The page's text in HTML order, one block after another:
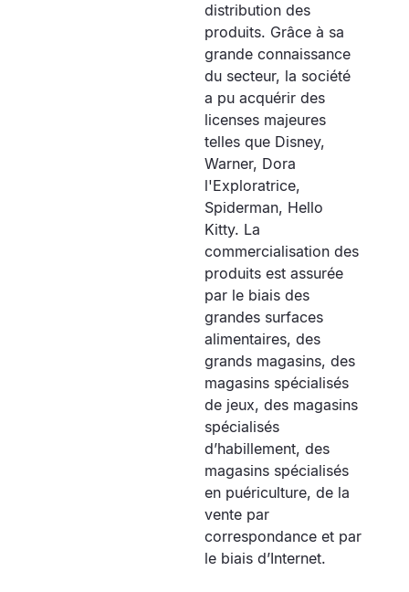
distribution des
produits. Grâce à sa
grande connaissance
du secteur, la société
a pu acquérir des
licenses majeures
telles que Disney,
Warner, Dora
l'Exploratrice,
Spiderman, Hello
Kitty. La
commercialisation des
produits est assurée
par le biais des
grandes surfaces
alimentaires, des
grands magasins, des
magasins spécialisés
de jeux, des magasins
spécialisés
d’habillement, des
magasins spécialisés
en puériculture, de la
vente par
correspondance et par
le biais d’Internet.